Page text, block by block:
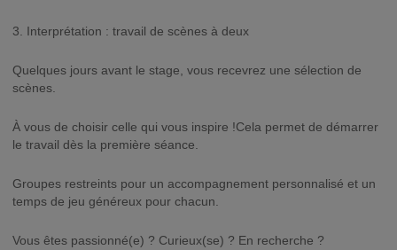
3. Interprétation : travail de scènes à deux
Quelques jours avant le stage, vous recevrez une sélection de
scènes.
À vous de choisir celle qui vous inspire !Cela permet de démarrer
le travail dès la première séance.
Groupes restreints pour un accompagnement personnalisé et un
temps de jeu généreux pour chacun.
Vous êtes passionné(e) ? Curieux(se) ? En recherche ?